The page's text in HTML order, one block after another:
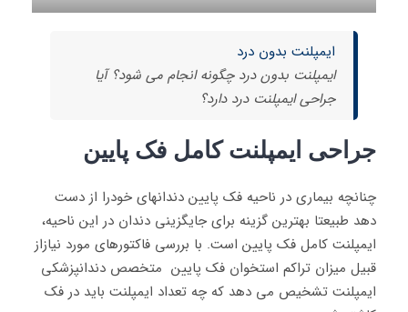
ایمپلنت بدون درد
ایمپلنت بدون درد چگونه انجام می شود؟ آیا
جراحی ایمپلنت درد دارد؟
جراحی ایمپلنت کامل فک پایین
چنانچه بیماری در ناحیه فک پایین دندانهای خودرا از دست
دهد طبیعتا بهترین گزینه برای جایگزینی دندان در این ناحیه،
ایمپلنت کامل فک پایین است. با بررسی فاکتورهای مورد نیازاز
قبیل میزان تراکم استخوان فک پایین متخصص دندانپزشکی
ایمپلنت تشخیص می دهد که چه تعداد ایمپلنت باید در فک